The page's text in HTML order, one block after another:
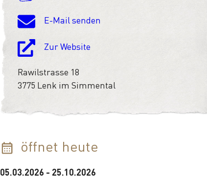
E-Mail senden
Zur Website
Rawilstrasse 18
3775 Lenk im Simmental
öffnet heute
05.03.2026 - 25.10.2026